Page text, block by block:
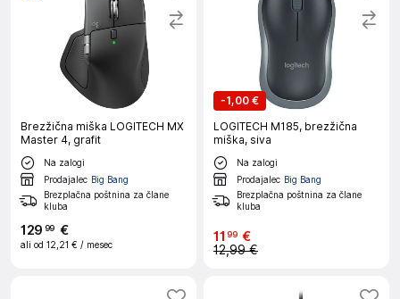
Brezžična miška LOGITECH MX
Master 4, grafit
Na zalogi
Prodajalec Big Bang
Brezplačna poštnina za člane
kluba
129 99 €
ali od 12,21 € / mesec
-1,00 €
LOGITECH M185, brezžična
miška, siva
Na zalogi
Prodajalec Big Bang
Brezplačna poštnina za člane
kluba
11 99 €
12,99 €